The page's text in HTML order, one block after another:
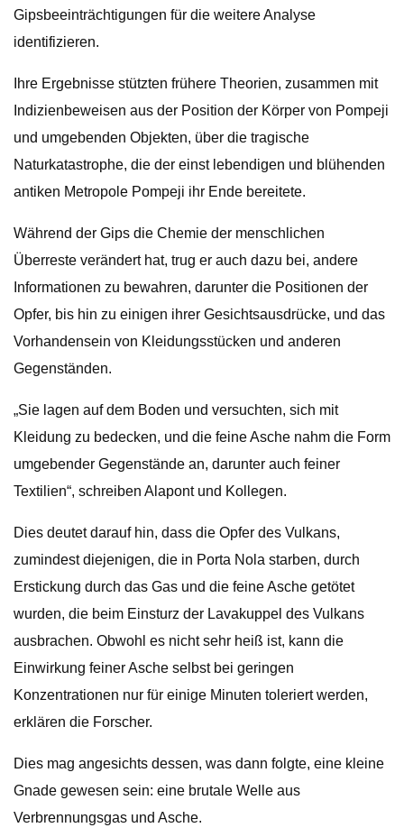
Gipsbeeinträchtigungen für die weitere Analyse
identifizieren.
Ihre Ergebnisse stützten frühere Theorien, zusammen mit
Indizienbeweisen aus der Position der Körper von Pompeji
und umgebenden Objekten, über die tragische
Naturkatastrophe, die der einst lebendigen und blühenden
antiken Metropole Pompeji ihr Ende bereitete.
Während der Gips die Chemie der menschlichen
Überreste verändert hat, trug er auch dazu bei, andere
Informationen zu bewahren, darunter die Positionen der
Opfer, bis hin zu einigen ihrer Gesichtsausdrücke, und das
Vorhandensein von Kleidungsstücken und anderen
Gegenständen.
„Sie lagen auf dem Boden und versuchten, sich mit
Kleidung zu bedecken, und die feine Asche nahm die Form
umgebender Gegenstände an, darunter auch feiner
Textilien“, schreiben Alapont und Kollegen.
Dies deutet darauf hin, dass die Opfer des Vulkans,
zumindest diejenigen, die in Porta Nola starben, durch
Erstickung durch das Gas und die feine Asche getötet
wurden, die beim Einsturz der Lavakuppel des Vulkans
ausbrachen. Obwohl es nicht sehr heiß ist, kann die
Einwirkung feiner Asche selbst bei geringen
Konzentrationen nur für einige Minuten toleriert werden,
erklären die Forscher.
Dies mag angesichts dessen, was dann folgte, eine kleine
Gnade gewesen sein: eine brutale Welle aus
Verbrennungsgas und Asche.